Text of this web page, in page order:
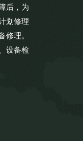
后，为
划修理
理。
设备检